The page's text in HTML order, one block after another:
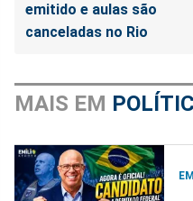
emitido e aulas são
canceladas no Rio
MAIS EM